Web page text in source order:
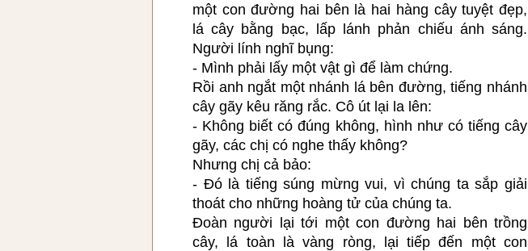
một con đường hai bên là hai hàng cây tuyệt đẹp,
lá cây bằng bạc, lấp lánh phản chiếu ánh sáng.
Người lính nghĩ bụng:
- Mình phải lấy một vật gì để làm chứng.
Rồi anh ngắt một nhánh lá bên đường, tiếng nhánh
cây gãy kêu răng rắc. Cô út lại la lên:
- Không biết có đúng không, hình như có tiếng cây
gãy, các chị có nghe thấy không?
Nhưng chị cả bảo:
- Đó là tiếng súng mừng vui, vì chúng ta sắp giải
thoát cho những hoàng tử của chúng ta.
Đoàn người lại tới một con đường hai bên trồng
cây, lá toàn là vàng ròng, lại tiếp đến một con